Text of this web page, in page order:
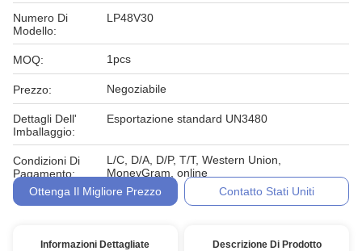
Numero Di
Modello:
LP48V30
MOQ: 1pcs
Prezzo: Negoziabile
Dettagli Dell'
Imballaggio:
Esportazione standard UN3480
Condizioni Di
Pagamento:
L/C, D/A, D/P, T/T, Western Union,
MoneyGram, online
Ottenga Il Migliore Prezzo
Contatto Stati Uniti
Informazioni Dettagliate Descrizione Di Prodotto